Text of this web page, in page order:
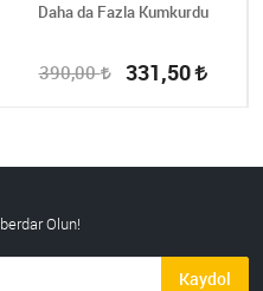
Daha da Fazla Kumkurdu
390,00 331,50
Olun!
Kaydol